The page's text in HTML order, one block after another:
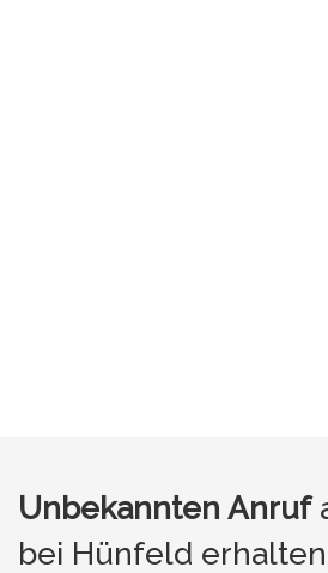
Unbekannten Anruf
bei Hünfeld